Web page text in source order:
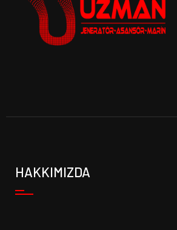
HAKKIMIZDA